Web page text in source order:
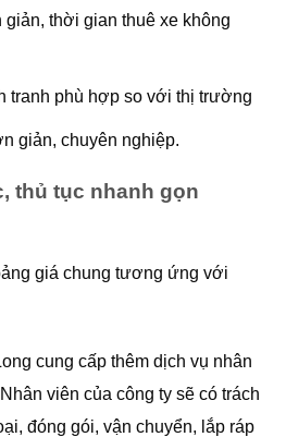
giản, thời gian thuê xe không
tranh phù hợp so với thị trường
giản, chuyên nghiệp.
thủ tục nhanh gọn
giá chung tương ứng với
cung cấp thêm dịch vụ nhân
viên của công ty sẽ có trách
đóng gói, vận chuyển, lắp ráp